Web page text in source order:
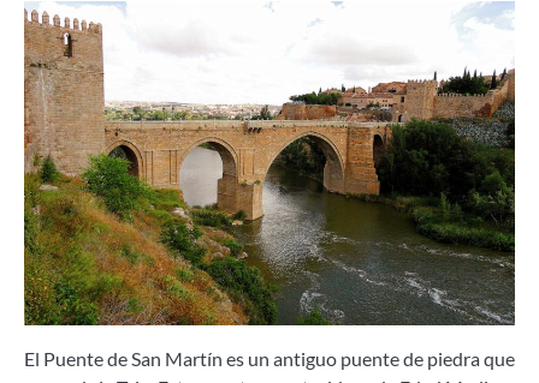
El Puente de San Martín es un antiguo puente de piedra que